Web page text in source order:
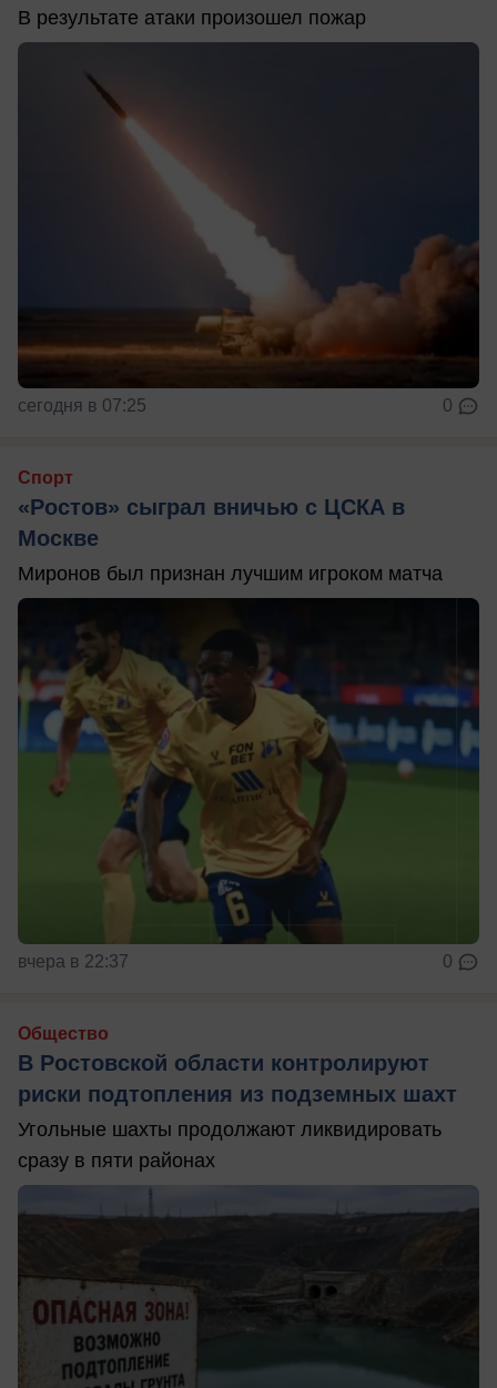
В результате атаки произошел пожар
сегодня в 07:25 0
Спорт
«Ростов» сыграл вничью с ЦСКА в
Москве
Миронов был признан лучшим игроком матча
вчера в 22:37 0
Общество
В Ростовской области контролируют
риски подтопления из подземных шахт
Угольные шахты продолжают ликвидировать
сразу в пяти районах